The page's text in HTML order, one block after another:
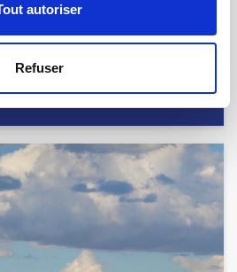
autoriser
Refuser